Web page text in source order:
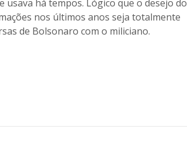
há tempos. Lógico que o desejo do
nos últimos anos seja totalmente
de Bolsonaro com o miliciano.